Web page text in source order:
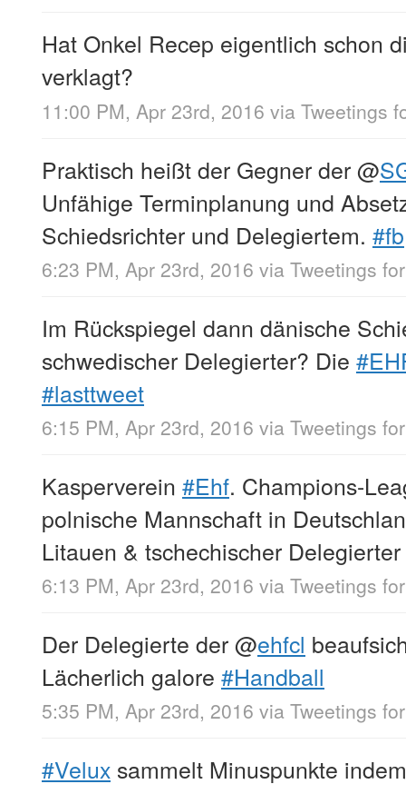
Hat Onkel Recep eigentlich schon
verklagt?
11:00 PM, Apr 23rd, 2016 via Tweetings
Praktisch heißt der Gegner der@
Unfähige Terminplanung und
Schiedsrichter und Delegiertem. #fb
6:23 PM, Apr 23rd, 2016 via Tweetings
Im Rückspiegel dann dänische
schwedischer Delegierter? Die
#lasttweet
6:15 PM, Apr 23rd, 2016 via Tweetings
Kasperverein #Ehf. Champions-
polnische Mannschaft in
Litauen & tschechischer Delegierter
6:13 PM, Apr 23rd, 2016 via Tweetings
Der Delegierte der@ehfcl
Lächerlich galore #Handball
5:35 PM, Apr 23rd, 2016 via Tweetings
#Velux sammelt Minuspunkte